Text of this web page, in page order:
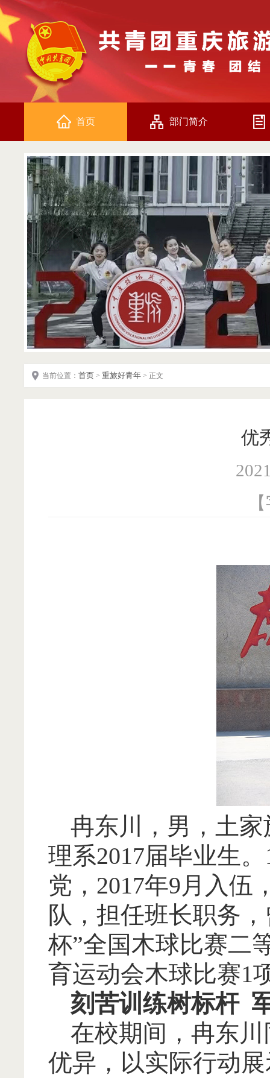
首页 部门简介
当前位置： 首页 > 重旅好青年 > 正文
优
冉东川，男，土
理系2017届毕业生
党，2017年9月入伍
队，担任班长职务
杯”全国木球比赛二
育运动会木球比赛1
刻苦训练树标杆
在校期间，冉东
优异，以实际行动